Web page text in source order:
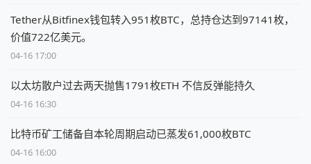
Tether从Bitfinex钱包转入951枚BTC，总持仓达到97141枚，
价值722亿美元。
04-16 17:00
以太坊散户过去两天抛售1791枚ETH 不信反弹能持久
04-16 16:30
比特币矿工储备自本轮周期启动已蒸发61,000枚BTC
04-16 16:00